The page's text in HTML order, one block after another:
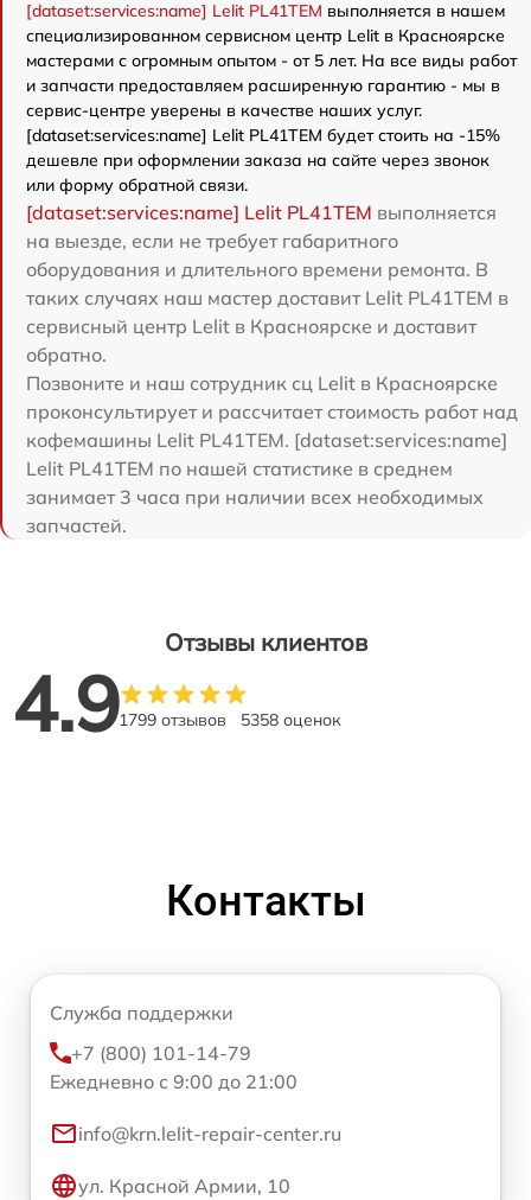
[dataset:services:name] Lelit PL41TEM выполняется в нашем
специализированном сервисном центр Lelit в Красноярске
мастерами с огромным опытом - от 5 лет. На все виды работ
и запчасти предоставляем расширенную гарантию - мы в
сервис-центре уверены в качестве наших услуг.
[dataset:services:name] Lelit PL41TEM будет стоить на -15%
дешевле при оформлении заказа на сайте через звонок
или форму обратной связи.
[dataset:services:name] Lelit PL41TEM выполняется
на выезде, если не требует габаритного
оборудования и длительного времени ремонта. В
таких случаях наш мастер доставит Lelit PL41TEM в
сервисный центр Lelit в Красноярске и доставит
обратно.
Позвоните и наш сотрудник сц Lelit в Красноярске
проконсультирует и рассчитает стоимость работ над
кофемашины Lelit PL41TEM. [dataset:services:name]
Lelit PL41TEM по нашей статистике в среднем
занимает 3 часа при наличии всех необходимых
запчастей.
Отзывы клиентов
4.91799 отзывов 5358 оценок
Контакты
Служба поддержки
+7 (800) 101-14-79
Ежедневно с 9:00 до 21:00
info@krn.lelit-repair-center.ru
ул. Красной Армии, 10